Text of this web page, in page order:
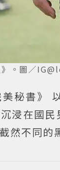
》。圖／
秘書》
浸在國
然不同的